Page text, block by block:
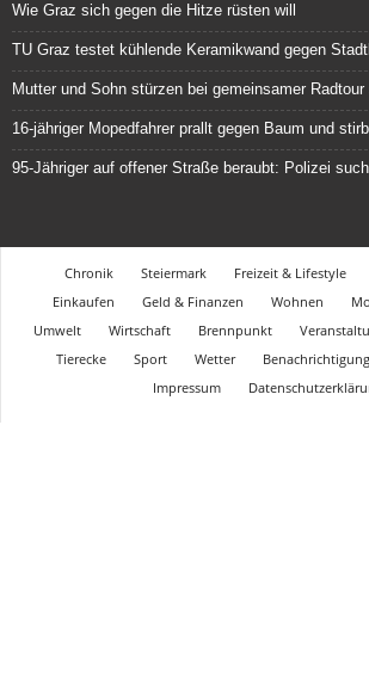
Wie Graz sich gegen die Hitze rüsten will
TU Graz testet kühlende Keramikwand gegen
Mutter und Sohn stürzen bei gemeinsamer Radtour
16-jähriger Mopedfahrer prallt gegen Baum und
95-Jähriger auf offener Straße beraubt: Polizei
Chronik Steiermark Freizeit & Lifestyle
Einkaufen
Geld & Finanzen Wohnen
Umwelt
Wirtschaft Brennpunkt
Tierecke
Sport Wetter
Impressum